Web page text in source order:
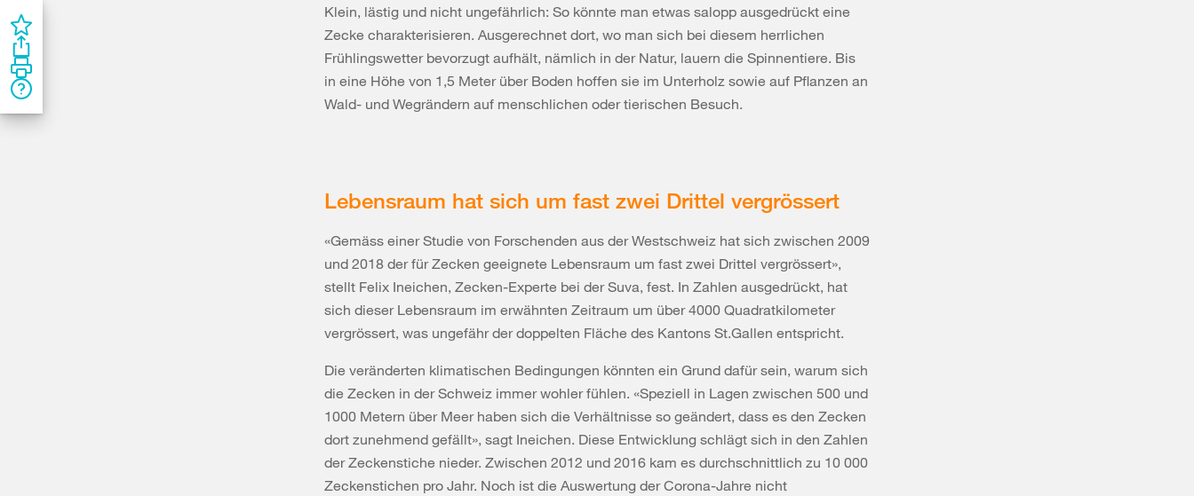
Klein, lästig und nicht ungefährlich: So könnte man etwas salopp ausgedrückt eine
Zecke charakterisieren. Ausgerechnet dort, wo man sich bei diesem herrlichen
Frühlingswetter bevorzugt aufhält, nämlich in der Natur, lauern die Spinnentiere. Bis
in eine Höhe von 1,5 Meter über Boden hoffen sie im Unterholz sowie auf Pflanzen an
Wald- und Wegrändern auf menschlichen oder tierischen Besuch.
Lebensraum hat sich um fast zwei Drittel vergrössert
«Gemäss einer Studie von Forschenden aus der Westschweiz hat sich zwischen 2009
und 2018 der für Zecken geeignete Lebensraum um fast zwei Drittel vergrössert»,
stellt Felix Ineichen, Zecken-Experte bei der Suva, fest. In Zahlen ausgedrückt, hat
sich dieser Lebensraum im erwähnten Zeitraum um über 4000 Quadratkilometer
vergrössert, was ungefähr der doppelten Fläche des Kantons St.Gallen entspricht.
Die veränderten klimatischen Bedingungen könnten ein Grund dafür sein, warum sich
die Zecken in der Schweiz immer wohler fühlen. «Speziell in Lagen zwischen 500 und
1000 Metern über Meer haben sich die Verhältnisse so geändert, dass es den Zecken
dort zunehmend gefällt», sagt Ineichen. Diese Entwicklung schlägt sich in den Zahlen
der Zeckenstiche nieder. Zwischen 2012 und 2016 kam es durchschnittlich zu 10 000
Zeckenstichen pro Jahr. Noch ist die Auswertung der Corona-Jahre nicht